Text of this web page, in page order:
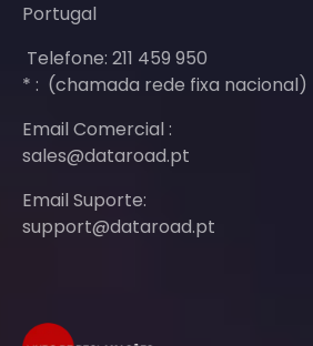
Portugal
Telefone: 211 459 950
* : (chamada rede fixa nacional)
Email Comercial :
sales@dataroad.pt
Email Suporte:
support@dataroad.pt